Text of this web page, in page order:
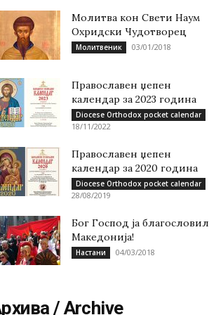
Молитва кон Свети Наум
Охридски Чудотворец
Молитвеник 03/01/2018
Православен џепен
календар за 2023 година
Diocese Orthodox pocket calendar
18/11/2022
Православен џепен
календар за 2020 година
Diocese Orthodox pocket calendar
28/08/2019
Бог Господ ја благословил
Македонија!
Настани 04/03/2018
/ Archive